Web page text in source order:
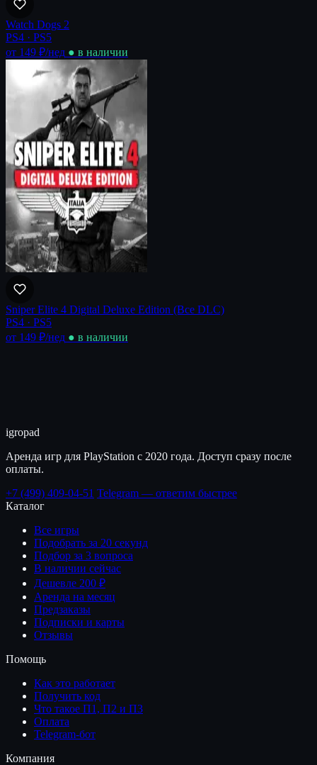
Watch Dogs 2
PS4 · PS5
от 149 ₽/нед ● в наличии
Sniper Elite 4 Digital Deluxe Edition (Все DLC)
PS4 · PS5
от 149 ₽/нед ● в наличии
igropad
Аренда игр для PlayStation с 2020 года. Доступ сразу после
оплаты.
+7 (499) 409-04-51 Telegram — ответим быстрее
Каталог
Все игры
Подобрать за 20 секунд
Подбор за 3 вопроса
В наличии сейчас
Дешевле 200 ₽
Аренда на месяц
Предзаказы
Подписки и карты
Отзывы
Помощь
Как это работает
Получить код
Что такое П1, П2 и П3
Оплата
Telegram-бот
Компания